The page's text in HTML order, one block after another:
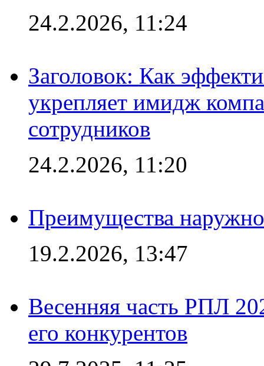
24.2.2026, 11:24
Заголовок: Как
укрепляет имидж
сотрудников
24.2.2026, 11:20
Преимущества
19.2.2026, 13:47
Весенняя часть РПЛ
его конкурентов